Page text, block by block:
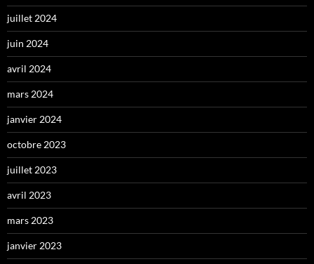
juillet 2024
juin 2024
avril 2024
mars 2024
janvier 2024
octobre 2023
juillet 2023
avril 2023
mars 2023
janvier 2023